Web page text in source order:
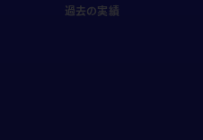
過去の実績